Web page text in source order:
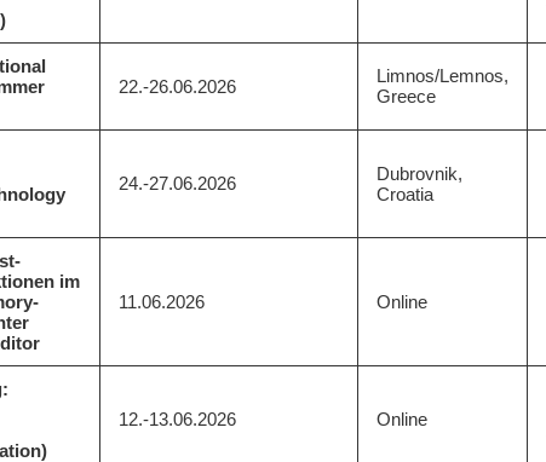
22.-26.06.2026
Limnos/Lemnos,
Greece
24.-27.06.2026
Dubrovnik,
Croatia
im
11.06.2026 Online
12.-13.06.2026 Online